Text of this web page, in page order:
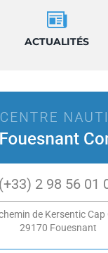
ACTUALITÉS
de Kersentic Cap
29170 Fouesnant
(+33) 2 98 56 01